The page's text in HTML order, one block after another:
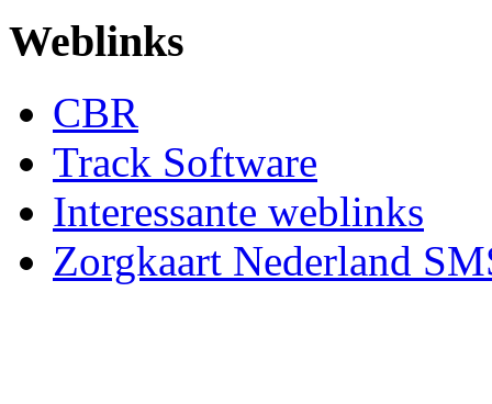
Weblinks
CBR
Track Software
Interessante weblinks
Zorgkaart Nederland